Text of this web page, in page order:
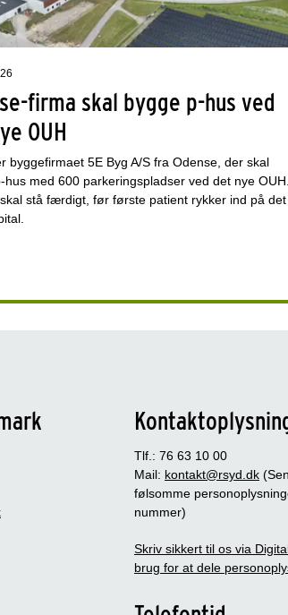
firma skal bygge p-hus ved
OUH
byggefirmaet 5E Byg A/S fra Odense, der skal
hus med 600 parkeringspladser ved det nye OUH.
stå færdigt, før første patient rykker ind på det
Tlf.: 76 63 10 00
Mail: kontakt@rsyd.dk
følsomme
nummer)
Skriv sikkert til os via
brug for at dele